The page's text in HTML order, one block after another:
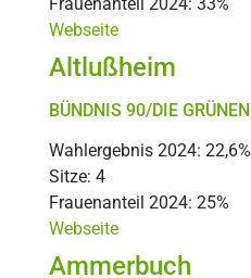
Frauenanteil 2024: 33%
Webseite
Altlußheim
BÜNDNIS 90/DIE GRÜNEN
Wahlergebnis 2024: 22,6%
Sitze: 4
Frauenanteil 2024: 25%
Webseite
Ammerbuch